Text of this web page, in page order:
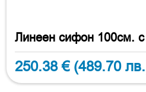
Линеен сифон 100см.
250.38 € (489.70